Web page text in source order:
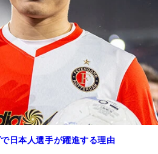
日本人選手が躍進する理由